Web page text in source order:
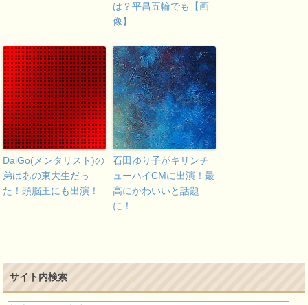
は？平昌五輪でも【画
像】
DaiGo(メンタリスト)の
弟はあの東大生だっ
た！頭脳王にも出演！
石田ゆり子がキリンチ
ューハイCMに出演！最
高にかわいいと話題
に！
サイト内検索